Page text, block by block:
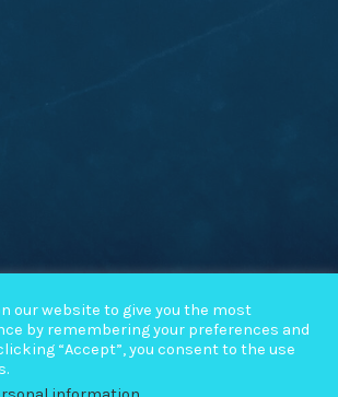
Negocios en Venta All rights reserved.
our website to give you the most
by remembering your preferences and
“Accept”, you consent to the use